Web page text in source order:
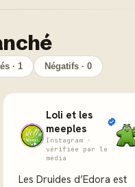
· 1 Négatifs · 0
Loli et les
meeples
Instagram ·
vérifiée par le
média
Les Druides d’Edora est